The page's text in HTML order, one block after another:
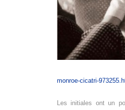
monroe-cicatri-
Les initiales ont un